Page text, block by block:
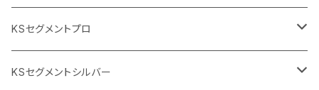
タイルニッパー
プロ用鏝（こて）
撹拌軸
押し切り替え刃（手動切断機替え刃
電動切断機
タイルパッチ（ビブラート
105mm（4インチ）
125ｍｍ（5インチ）
KSセグメントプロ
105mm（4インチ）
KSセグメントシルバー